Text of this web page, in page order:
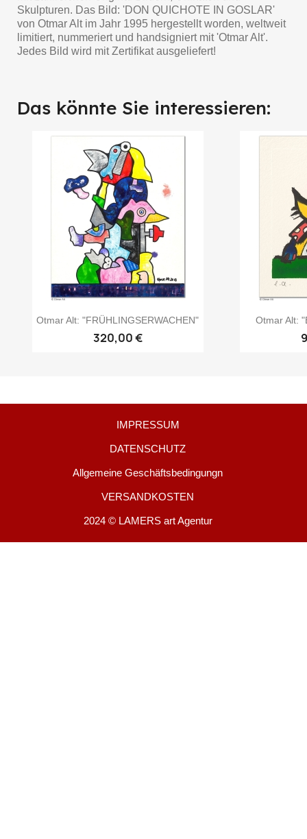
Skulpturen. Das Bild: 'DON QUICHOTE IN GOSLAR'
von Otmar Alt im Jahr 1995 hergestellt worden, weltweit
limitiert, nummeriert und handsigniert mit 'Otmar Alt'.
Jedes Bild wird mit Zertifikat ausgeliefert!
Das könnte Sie interessieren:
Otmar Alt: "FRÜHLINGSERWACHEN"
320,00 €
Otmar Alt:
IMPRESSUM
DATENSCHUTZ
Allgemeine Geschäftsbedingungn
VERSANDKOSTEN
2024 © LAMERS art Agentur